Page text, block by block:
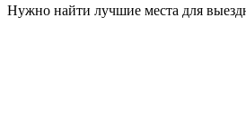
Нужно найти лучшие места для